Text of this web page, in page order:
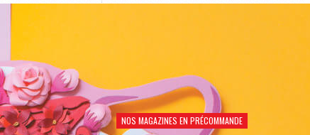
NOS MAGAZINES EN PRÉCOMMANDE